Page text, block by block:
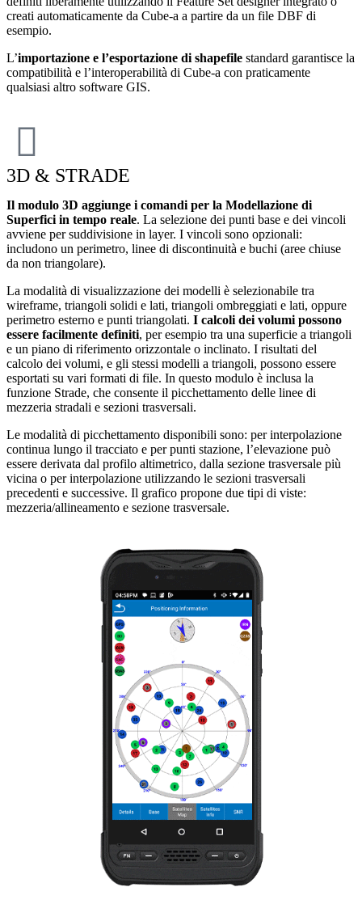
creati automaticamente da Cube-a a partire da un file DBF di
esempio.
L’importazione e l’esportazione di shapefile standard garantisce la
compatibilità e l’interoperabilità di Cube-a con praticamente
qualsiasi altro software GIS.
3D & STRADE
Il modulo 3D aggiunge i comandi per la Modellazione di
Superfici in tempo reale. La selezione dei punti base e dei vincoli
avviene per suddivisione in layer. I vincoli sono opzionali:
includono un perimetro, linee di discontinuità e buchi (aree chiuse
da non triangolare).
La modalità di visualizzazione dei modelli è selezionabile tra
wireframe, triangoli solidi e lati, triangoli ombreggiati e lati, oppure
perimetro esterno e punti triangolati. I calcoli dei volumi possono
essere facilmente definiti, per esempio tra una superficie a triangoli
e un piano di riferimento orizzontale o inclinato. I risultati del
calcolo dei volumi, e gli stessi modelli a triangoli, possono essere
esportati su vari formati di file. In questo modulo è inclusa la
funzione Strade, che consente il picchettamento delle linee di
mezzeria stradali e sezioni trasversali.
Le modalità di picchettamento disponibili sono: per interpolazione
continua lungo il tracciato e per punti stazione, l’elevazione può
essere derivata dal profilo altimetrico, dalla sezione trasversale più
vicina o per interpolazione utilizzando le sezioni trasversali
precedenti e successive. Il grafico propone due tipi di viste:
mezzeria/allineamento e sezione trasversale.